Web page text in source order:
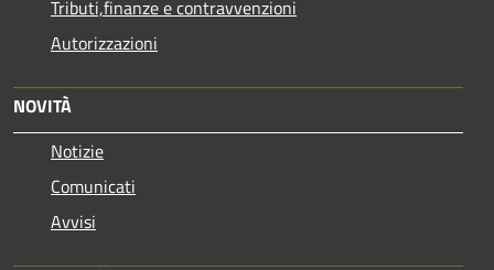
Tributi,finanze e contravvenzioni
Autorizzazioni
NOVITÀ
Notizie
Comunicati
Avvisi